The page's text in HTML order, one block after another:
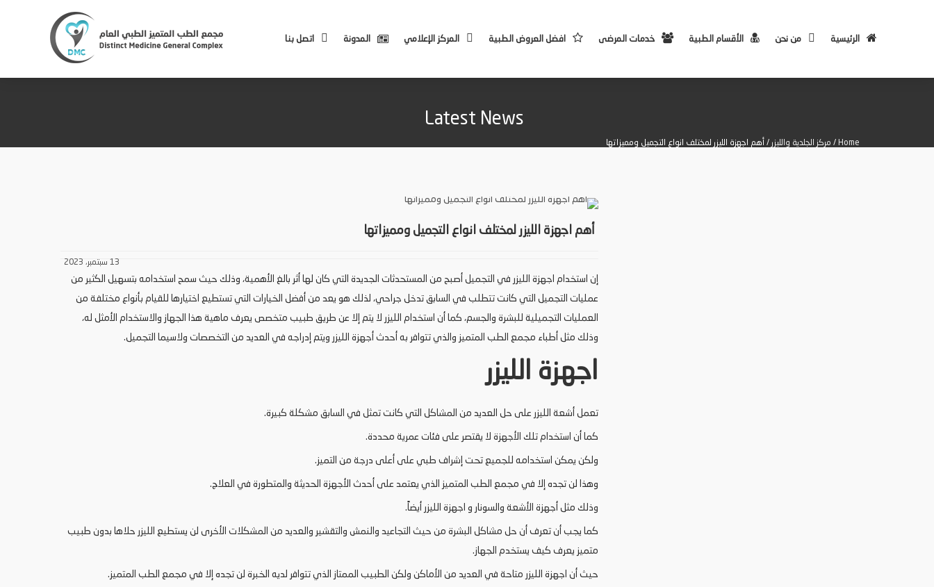
الرئيسية من نحن الأقسام الطبية خدمات المرضى افضل العروض الطبية المركز الإعلامي المدونة اتصل بنا
Latest News
Home
/ مركز الجلدية والليزر / أهم اجهزة الليزر لمختلف انواع التجميل ومميزاتها
أهم اجهزة الليزر لمختلف انواع التجميل ومميزاتها
13 سبتمبر، 2023
إن استخدام اجهزة الليزر في التجميل أصبح من المستحدثات الجديدة التي كان لها أثر بالغ الأهمية، وذلك حيث سمح استخدامه بتسهيل الكثير من
عمليات التجميل التي كانت تتطلب في السابق تدخل جراحي، لذلك هو يعد من أفضل الخيارات التي تستطيع اختيارها للقيام بأنواع مختلفة من
العمليات التجميلية للبشرة والجسم، كما أن استخدام الليزر لا يتم إلا عن طريق طبيب متخصص يعرف ماهية هذا الجهاز والاستخدام الأمثل له،
وذلك مثل أطباء مجمع الطب المتميز والذي تتوافر به أحدث أجهزة الليزر ويتم إدراجه في العديد من التخصصات ولاسيما التجميل.
اجهزة الليزر
تعمل أشعة الليزر على حل العديد من المشاكل التي كانت تمثل في السابق مشكلة كبيرة.
كما أن استخدام تلك الأجهزة لا يقتصر على فئات عمرية محددة.
ولكن يمكن استخدامه للجميع تحت إشراف طبي على أعلى درجة من التميز.
وهذا لن تجده إلا في مجمع الطب المتميز الذي يعتمد على أحدث الأجهزة الحديثة والمتطورة في العلاج.
وذلك مثل أجهزة الأشعة والسونار و اجهزة الليزر أيضاً.
كما يجب أن تعرف أن حل مشاكل البشرة من حيث التجاعيد والنمش والتقشير والعديد من المشكلات الأخرى لن يستطيع الليزر حلاها بدون طبيب
متميز يعرف كيف يستخدم الجهاز.
حيث أن اجهزة الليزر متاحة في العديد من الأماكن ولكن الطبيب الممتاز الذي تتوافر لديه الخبرة لن تجده إلا في مجمع الطب المتميز.